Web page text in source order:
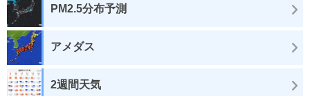
PM2.5分布予測
アメダス
2週間天気